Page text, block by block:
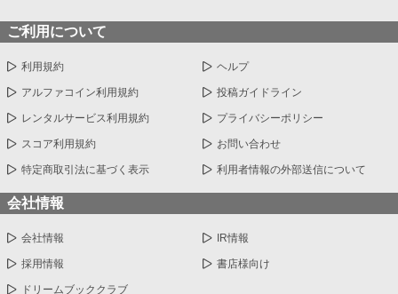
ご利用について
利用規約 ヘルプ
アルファコイン利用規約 投稿ガイドライン
レンタルサービス利用規約 プライバシーポリシー
スコア利用規約 お問い合わせ
特定商取引法に基づく表示 利用者情報の外部送信について
会社情報
会社情報 IR情報
採用情報 書店様向け
ドリームブッククラブ